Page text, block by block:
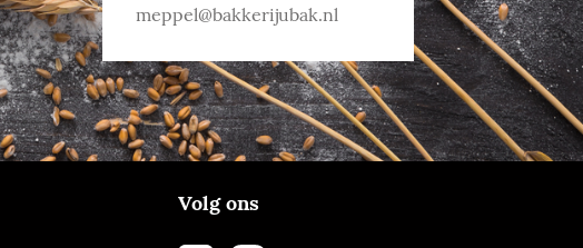
meppel@bakkerijubak.nl
Volg ons